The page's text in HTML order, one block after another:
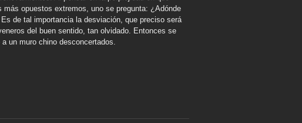
opuestos extremos, uno se pregunta: ¿Adónde
de tal importancia la desviación, que preciso será
del buen sentido, tan olvidado. Entonces se
un muro chino desconcertados.